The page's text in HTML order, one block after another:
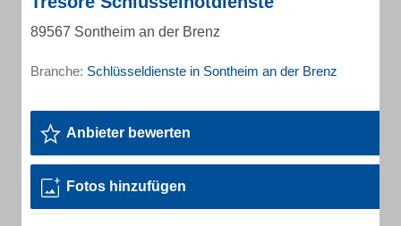
89567 Sontheim an der Brenz
Branche: Schlüsseldienste in Sontheim an der Brenz
Anbieter bewerten
Fotos hinzufügen